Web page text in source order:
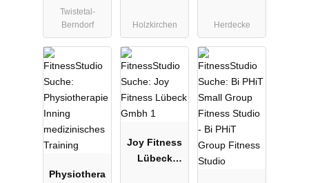
Twistetal-
Berndorf
Holzkirchen Herdecke
Physiothera
Joy Fitness
Lübeck